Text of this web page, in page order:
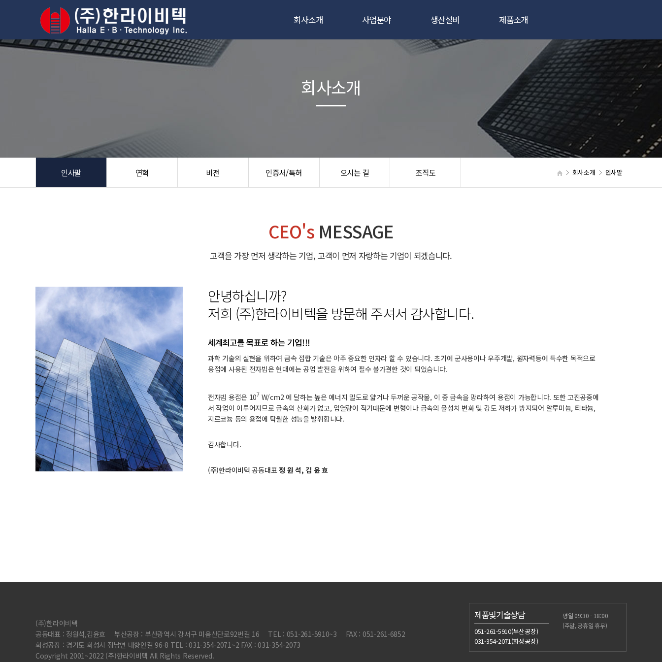
회사소개
비전
사업분야 생산설비
전자빔용접기
제품소개
핵융합/원자력설비
기타제품
인사말 연혁 비전 인증서/특허 오시는 길 조직도 회사소개 인사말
회사소개
CEO's MESSAGE
고객을 가장 먼저 생각하는 기업, 고객이 먼저 자랑하는 기업이 되겠습니다.
안녕하십니까?
저희 (주)한라이비텍을 방문해 주셔서 감사합니다.
세계최고를 목표로 하는 기업!!!
과학 기술의 실현을 위하여 금속 접합 기술은 아주 중요한 인자라 할 수 있습니다. 초기에 군사용이나 우주개발, 원자력등에 특수한 목적으로
용접에 사용된 전자빔은 현대에는 공업 발전을 위하여 필수 불가결한 것이 되었습니다.
전자빔 용접은 107 W/cm2 에 달하는 높은 에너지 밀도로 얇거나 두꺼운 공작물, 이 종 금속을 망라하여 용접이 가능합니다. 또한 고진공중에
서 작업이 이루어지므로 금속의 산화가 없고, 입열량이 적기때문에 변형이나 금속의 물성치 변화 및 강도 저하가 방지되어 알루미늄, 티타늄,
지르코늄 등의 용접에 탁월한 성능을 발휘합니다.
감사합니다.
(주)한라이비텍 공동대표정 원 석, 김 윤 효
(주)한라이비텍
공동대표 : 정원석,김윤효
부산공장 : 부산광역시 강서구 미음산단로92번길 16 TEL : 051-261-5910~3
FAX : 051-261-6852
화성공장 : 경기도 화성시 정남면 내향안길 96-8 TEL : 031-354-2071~2 FAX : 031-354-2073
Copyright 2001~2022 (주)한라이비텍 All Rights Reserved.
제품및기술상담
051-261-5910(부산공장)
031-354-2071(화성공장)
평일 09:30 - 18:00
(주말, 공휴일 휴무)